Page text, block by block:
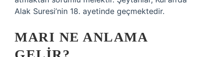
Alak Suresi’nin 18. ayetinde geçmektedir.
MARI NE ANLAMA